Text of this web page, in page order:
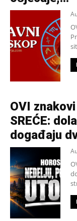
OVI
SREĆE:
događaju